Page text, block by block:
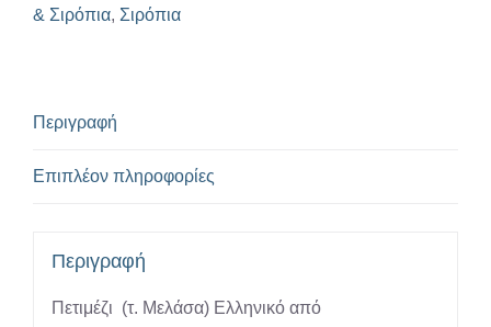
“Γενισέα
& Σιρόπια, Σιρόπια
Περιγραφή
Επιπλέον πληροφορίες
Περιγραφή
Πετιμέζι (τ. Μελάσα) Ελληνικό από